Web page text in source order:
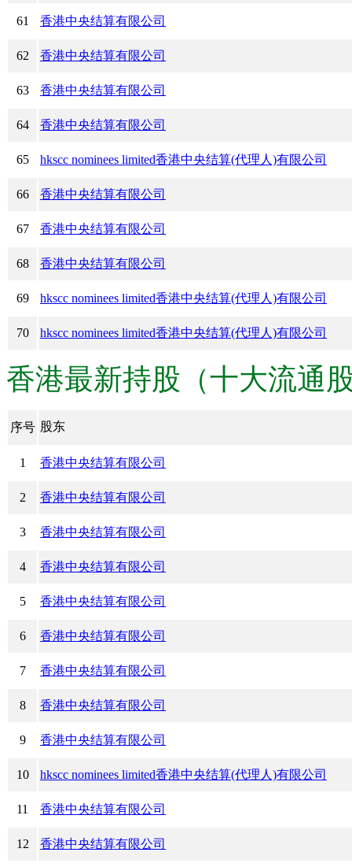
61 香港中央结算有限公司
62 香港中央结算有限公司
63 香港中央结算有限公司
64 香港中央结算有限公司
65 hkscc nominees limited香港中央结算(代理人)有限公司
66 香港中央结算有限公司
67 香港中央结算有限公司
68 香港中央结算有限公司
69 hkscc nominees limited香港中央结算(代理人)有限公司
70 hkscc nominees limited香港中央结算(代理人)有限公司
香港最新持股（十大流通股
序号 股东
1 香港中央结算有限公司
2 香港中央结算有限公司
3 香港中央结算有限公司
4 香港中央结算有限公司
5 香港中央结算有限公司
6 香港中央结算有限公司
7 香港中央结算有限公司
8 香港中央结算有限公司
9 香港中央结算有限公司
10 hkscc nominees limited香港中央结算(代理人)有限公司
11 香港中央结算有限公司
12 香港中央结算有限公司